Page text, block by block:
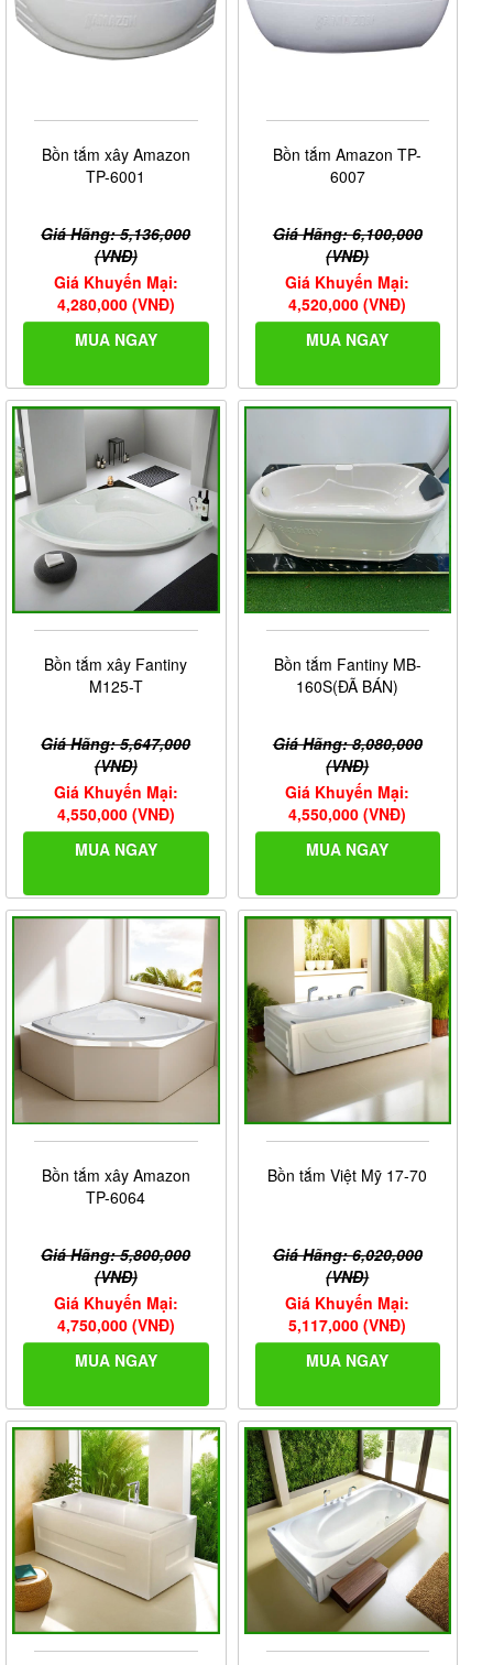
Bồn tắm xây Amazon
TP-6001
Giá Hãng: 5,136,000
(VNĐ)
Giá Khuyến Mại:
4,280,000 (VNĐ)
MUA NGAY
Bồn tắm Amazon TP-
6007
Giá Hãng: 6,100,000
(VNĐ)
Giá Khuyến Mại:
4,520,000 (VNĐ)
MUA NGAY
Bồn tắm xây Fantiny
M125-T
Giá Hãng: 5,647,000
(VNĐ)
Giá Khuyến Mại:
4,550,000 (VNĐ)
MUA NGAY
Bồn tắm Fantiny MB-
160S(ĐÃ BÁN)
Giá Hãng: 8,080,000
(VNĐ)
Giá Khuyến Mại:
4,550,000 (VNĐ)
MUA NGAY
Bồn tắm xây Amazon
TP-6064
Giá Hãng: 5,800,000
(VNĐ)
Giá Khuyến Mại:
4,750,000 (VNĐ)
MUA NGAY
Bồn tắm Việt Mỹ 17-70
Giá Hãng: 6,020,000
(VNĐ)
Giá Khuyến Mại:
5,117,000 (VNĐ)
MUA NGAY